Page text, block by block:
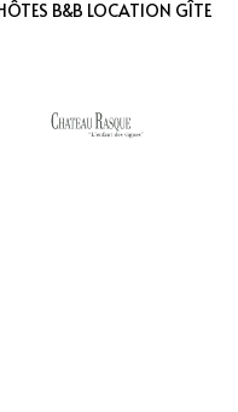
B&B LOCATION GÎTE